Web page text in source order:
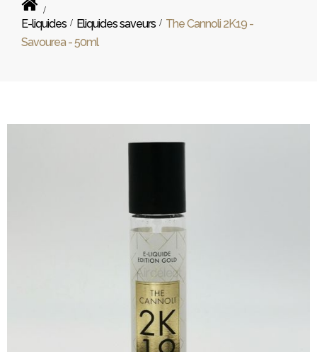
>
E-liquides > Eliquides saveurs > The Cannoli 2K19 -
Savourea - 50ml